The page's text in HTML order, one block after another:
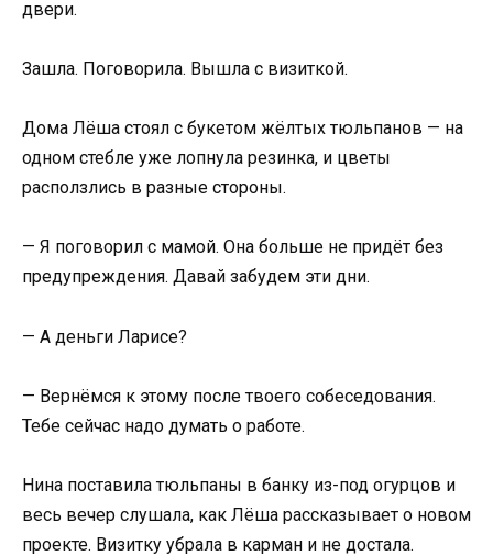
двери.
Зашла. Поговорила. Вышла с визиткой.
Дома Лёша стоял с букетом жёлтых тюльпанов — на
одном стебле уже лопнула резинка, и цветы
расползлись в разные стороны.
— Я поговорил с мамой. Она больше не придёт без
предупреждения. Давай забудем эти дни.
— А деньги Ларисе?
— Вернёмся к этому после твоего собеседования.
Тебе сейчас надо думать о работе.
Нина поставила тюльпаны в банку из-под огурцов и
весь вечер слушала, как Лёша рассказывает о новом
проекте. Визитку убрала в карман и не достала.